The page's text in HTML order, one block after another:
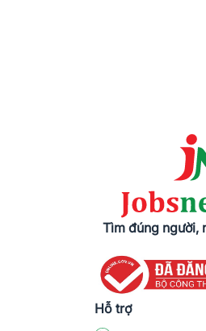
Tìm đúng người,
Hỗ trợ